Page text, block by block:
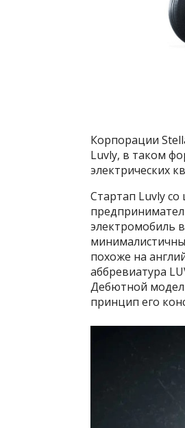
Корпорации
Luvly, в таком
электрических
Стартап Luvly
электромобиль
похоже на
аббревиатура
Дебютной
принцип его